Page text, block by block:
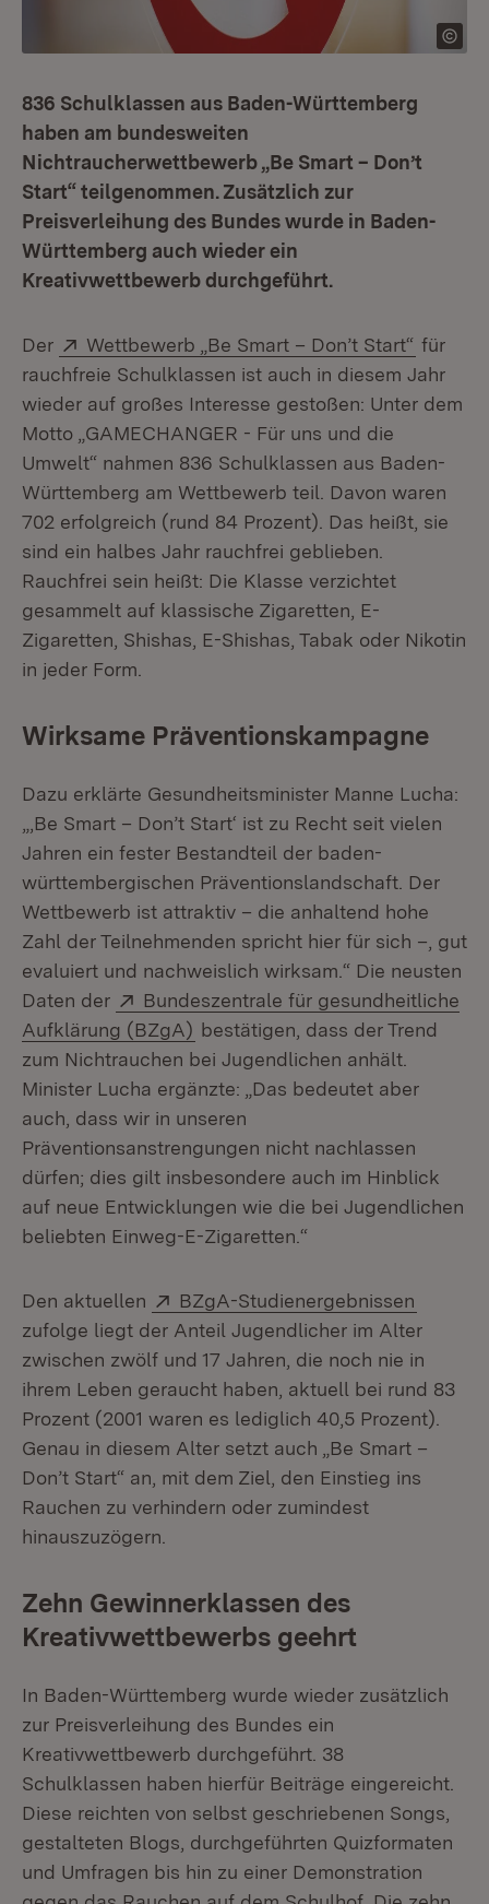
836 Schulklassen aus Baden-Württemberg
haben am bundesweiten
Nichtraucherwettbewerb „Be Smart – Don’t
Start“ teilgenommen. Zusätzlich zur
Preisverleihung des Bundes wurde in Baden-
Württemberg auch wieder ein
Kreativwettbewerb durchgeführt.
Der Extern:
Wettbewerb „Be Smart – Don’t Start“ (Öffnet
für
rauchfreie Schulklassen ist auch in diesem Jahr
wieder auf großes Interesse gestoßen: Unter dem
Motto „GAMECHANGER - Für uns und die
Umwelt“ nahmen 836 Schulklassen aus Baden-
Württemberg am Wettbewerb teil. Davon waren
702 erfolgreich (rund 84 Prozent). Das heißt, sie
sind ein halbes Jahr rauchfrei geblieben.
Rauchfrei sein heißt: Die Klasse verzichtet
gesammelt auf klassische Zigaretten, E-
Zigaretten, Shishas, E-Shishas, Tabak oder Nikotin
in jeder Form.
Wirksame Präventionskampagne
Dazu erklärte Gesundheitsminister Manne Lucha:
„‚Be Smart – Don’t Start‘ ist zu Recht seit vielen
Jahren ein fester Bestandteil der baden-
württembergischen Präventionslandschaft. Der
Wettbewerb ist attraktiv – die anhaltend hohe
Zahl der Teilnehmenden spricht hier für sich –, gut
evaluiert und nachweislich wirksam.“ Die neusten
Daten der
Extern:
Bundeszentrale für gesundheitliche
Aufklärung (BZgA) (Öffnet in neuem Fenster)
bestätigen, dass der Trend
zum Nichtrauchen bei Jugendlichen anhält.
Minister Lucha ergänzte: „Das bedeutet aber
auch, dass wir in unseren
Präventionsanstrengungen nicht nachlassen
dürfen; dies gilt insbesondere auch im Hinblick
auf neue Entwicklungen wie die bei Jugendlichen
beliebten Einweg-E-Zigaretten.“
Den aktuellen Extern:
BZgA-Studienergebnissen
zufolge liegt der Anteil Jugendlicher im Alter
zwischen zwölf und 17 Jahren, die noch nie in
ihrem Leben geraucht haben, aktuell bei rund 83
Prozent (2001 waren es lediglich 40,5 Prozent).
Genau in diesem Alter setzt auch „Be Smart –
Don’t Start“ an, mit dem Ziel, den Einstieg ins
Rauchen zu verhindern oder zumindest
hinauszuzögern.
Zehn Gewinnerklassen des
Kreativwettbewerbs geehrt
In Baden-Württemberg wurde wieder zusätzlich
zur Preisverleihung des Bundes ein
Kreativwettbewerb durchgeführt. 38
Schulklassen haben hierfür Beiträge eingereicht.
Diese reichten von selbst geschriebenen Songs,
gestalteten Blogs, durchgeführten Quizformaten
und Umfragen bis hin zu einer Demonstration